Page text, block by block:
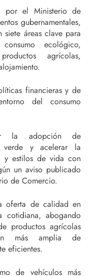
por el Ministerio de
gubernamentales,
áreas clave para
ecológico,
agrícolas,
financieras y de
del consumo
la adopción de
verde y acelerar la
y estilos de vida con
un aviso publicado
de Comercio.
oferta de calidad en
cotidiana, abogando
productos agrícolas
más amplia de
eficientes.
de vehículos más